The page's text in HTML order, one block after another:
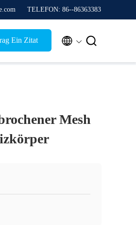
TELEFON: 86--86363383
Ein Zitat  
Mesh